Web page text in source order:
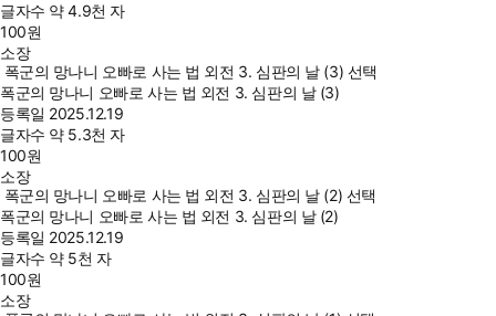
글자수 약 4.9천 자
100원
소장
폭군의 망나니 오빠로 사는 법 외전 3. 심판의 날 (3) 선택
폭군의 망나니 오빠로 사는 법 외전 3. 심판의 날 (3)
등록일 2025.12.19
글자수 약 5.3천 자
100원
소장
폭군의 망나니 오빠로 사는 법 외전 3. 심판의 날 (2) 선택
폭군의 망나니 오빠로 사는 법 외전 3. 심판의 날 (2)
등록일 2025.12.19
글자수 약 5천 자
100원
소장